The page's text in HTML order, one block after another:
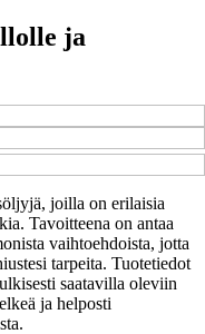
ja
joilla on erilaisia
Tavoitteena on antaa
vaihtoehdoista, jotta
tarpeita. Tuotetiedot
saatavilla oleviin
ja helposti